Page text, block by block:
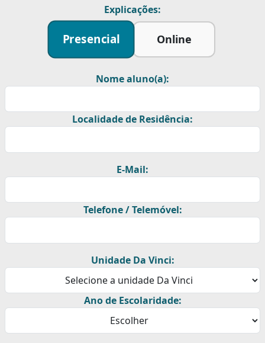
Explicações:
Presencial Online
Nome aluno(a):
Localidade de Residência:
E-Mail:
Telefone / Telemóvel:
Unidade Da Vinci:
Ano de Escolaridade: